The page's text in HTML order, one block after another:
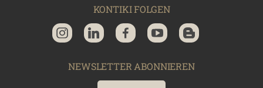
KONTIKI FOLGEN
NEWSLETTER ABONNIEREN